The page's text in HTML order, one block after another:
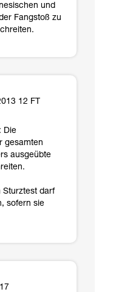
und
Fangstoß zu
12 FT
Die
gesamten
ausgeübte
Sturztest darf
sofern sie